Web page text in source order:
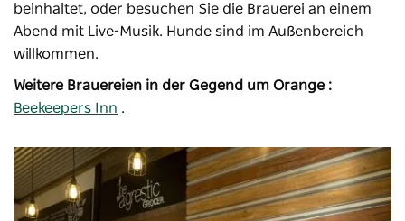
beinhaltet, oder besuchen Sie die Brauerei an einem
Abend mit Live-Musik. Hunde sind im Außenbereich
willkommen.
Weitere Brauereien in der Gegend um Orange :
Beekeepers Inn .